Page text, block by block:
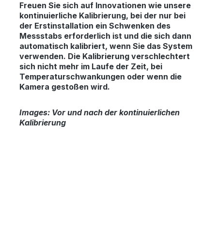
Freuen Sie sich auf Innovationen wie unsere
kontinuierliche Kalibrierung, bei der nur bei
der Erstinstallation ein Schwenken des
Messstabs erforderlich ist und die sich dann
automatisch kalibriert, wenn Sie das System
verwenden. Die Kalibrierung verschlechtert
sich nicht mehr im Laufe der Zeit, bei
Temperaturschwankungen oder wenn die
Kamera gestoßen wird.
Images: Vor und nach der kontinuierlichen
Kalibrierung